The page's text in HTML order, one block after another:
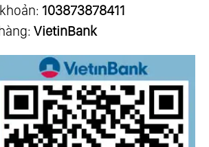
103873878411
VietinBank